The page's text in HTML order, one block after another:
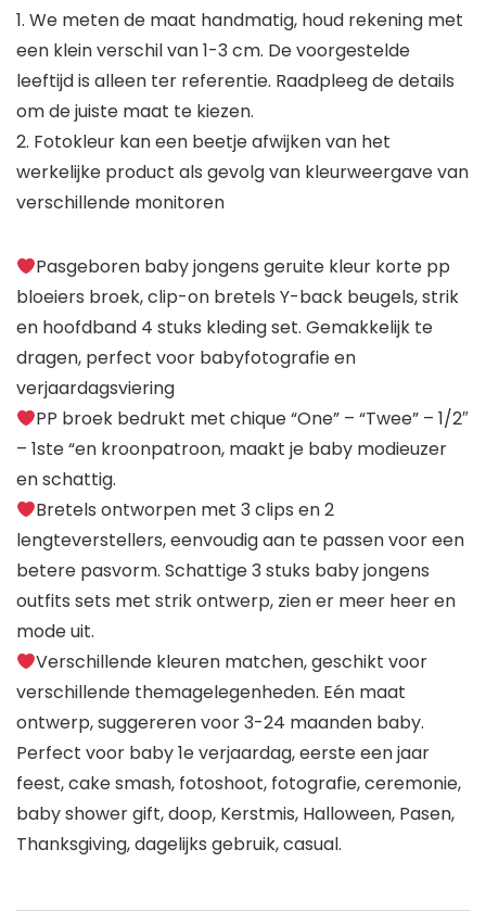
1. We meten de maat handmatig, houd rekening met
een klein verschil van 1-3 cm. De voorgestelde
leeftijd is alleen ter referentie. Raadpleeg de details
om de juiste maat te kiezen.
2. Fotokleur kan een beetje afwijken van het
werkelijke product als gevolg van kleurweergave van
verschillende monitoren
Pasgeboren baby jongens geruite kleur korte pp
bloeiers broek, clip-on bretels Y-back beugels, strik
en hoofdband 4 stuks kleding set. Gemakkelijk te
dragen, perfect voor babyfotografie en
verjaardagsviering
PP broek bedrukt met chique “One” – “Twee” – 1/2″
– 1ste “en kroonpatroon, maakt je baby modieuzer
en schattig.
Bretels ontworpen met 3 clips en 2
lengteverstellers, eenvoudig aan te passen voor een
betere pasvorm. Schattige 3 stuks baby jongens
outfits sets met strik ontwerp, zien er meer heer en
mode uit.
Verschillende kleuren matchen, geschikt voor
verschillende themagelegenheden. Eén maat
ontwerp, suggereren voor 3-24 maanden baby.
Perfect voor baby 1e verjaardag, eerste een jaar
feest, cake smash, fotoshoot, fotografie, ceremonie,
baby shower gift, doop, Kerstmis, Halloween, Pasen,
Thanksgiving, dagelijks gebruik, casual.